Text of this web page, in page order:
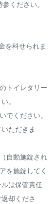
ください。
を科せられま
トイレタリー
。
でください。
ただきま
自動施錠され
を施錠してく
は保管責任
却くださ